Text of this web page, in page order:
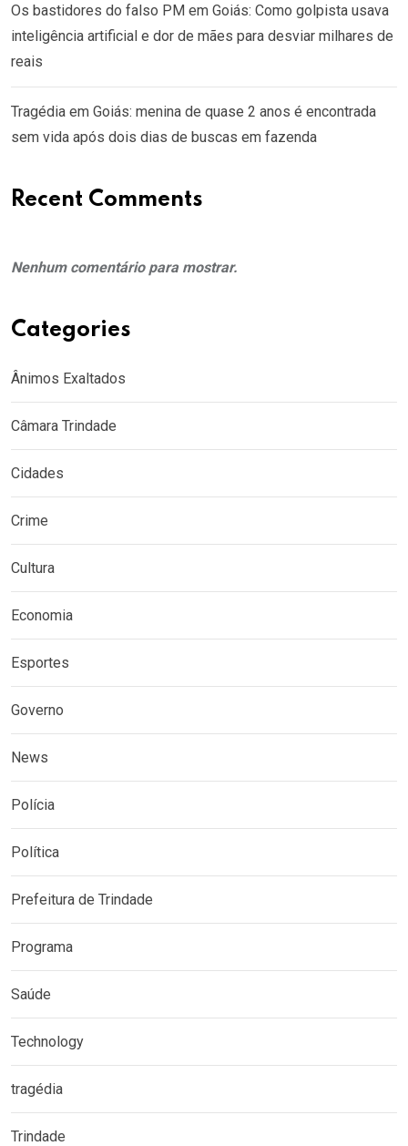
Os bastidores do falso PM em Goiás: Como golpista usava
inteligência artificial e dor de mães para desviar milhares de
reais
Tragédia em Goiás: menina de quase 2 anos é encontrada
sem vida após dois dias de buscas em fazenda
Recent Comments
Nenhum comentário para mostrar.
Categories
Ânimos Exaltados
Câmara Trindade
Cidades
Crime
Cultura
Economia
Esportes
Governo
News
Polícia
Política
Prefeitura de Trindade
Programa
Saúde
Technology
tragédia
Trindade